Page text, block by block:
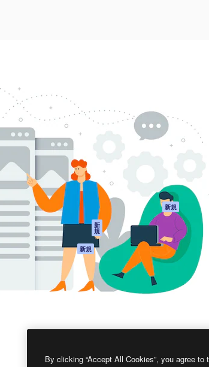
プラ
代理
して
製品
Spaces
AI アシスタント
AI 画像生成ツール
AI 動画生成ツール
AI 音声合成ツール
ストックコンテン
ツ
Claude/ChatGPT
向けMCP
新
規
エージェント 新規
API
モバイルアプリ
すべてのMagnificツ
Academy
ドキュメント
プライバシーポリ
オリジナル 新規
クッキーポリシー
トラストセンター
アフィリエイト
法人向け
By clicking “Accept All Cookies”, you agree